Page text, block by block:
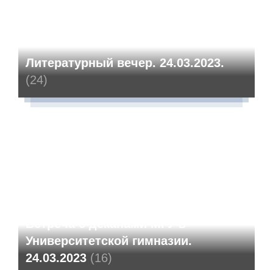
Литературный вечер. 24.03.2023.
(24)
Университетской гимназии.
24.03.2023 (16)